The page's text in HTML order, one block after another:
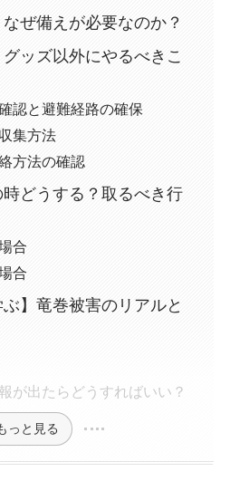
ぜ備えが必要なのか？
ッズ以外にやるべきこ
認と避難経路の確保
集方法
方法の確認
どうする？取るべき行
合
合
ぶ】竜巻被害のリアルと
が出たらどうすればいい？
っと見る